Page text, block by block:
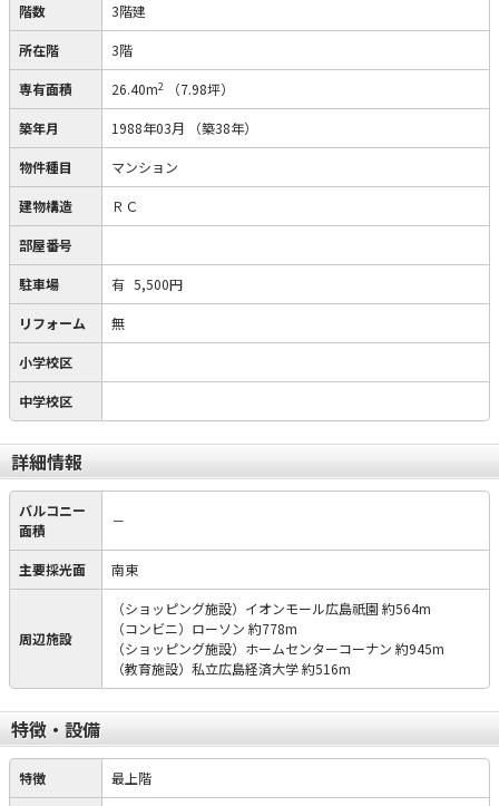
階数 3階建
所在階 3階
専有面積 26.40m2 （7.98坪）
築年月 1988年03月 （築38年）
物件種目 マンション
建物構造 ＲＣ
部屋番号
駐車場 有 5,500円
リフォーム 無
小学校区
中学校区
詳細情報
バルコニー
面積
－
主要採光面 南東
周辺施設
（ショッピング施設）イオンモール広島祇園 約564m
（コンビニ）ローソン 約778m
（ショッピング施設）ホームセンターコーナン 約945m
（教育施設）私立広島経済大学 約516m
特徴・設備
特徴 最上階